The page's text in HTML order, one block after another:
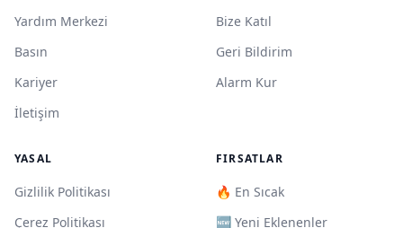
Yardım Merkezi
Basın
Kariyer
İletişim
Bize Katıl
Geri Bildirim
Alarm Kur
YASAL
Gizlilik Politikası
Çerez Politikası
FIRSATLAR
🔥 En Sıcak
🆕 Yeni Eklenenler